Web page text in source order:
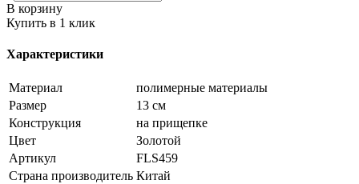
В корзину
Купить в 1 клик
Характеристики
Материал
полимерные материалы
Размер
13 см
Конструкция
на прищепке
Цвет
Золотой
Артикул
FLS459
Страна производитель Китай